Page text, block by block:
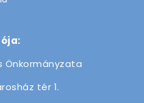
Önkormányzata
tér 1.